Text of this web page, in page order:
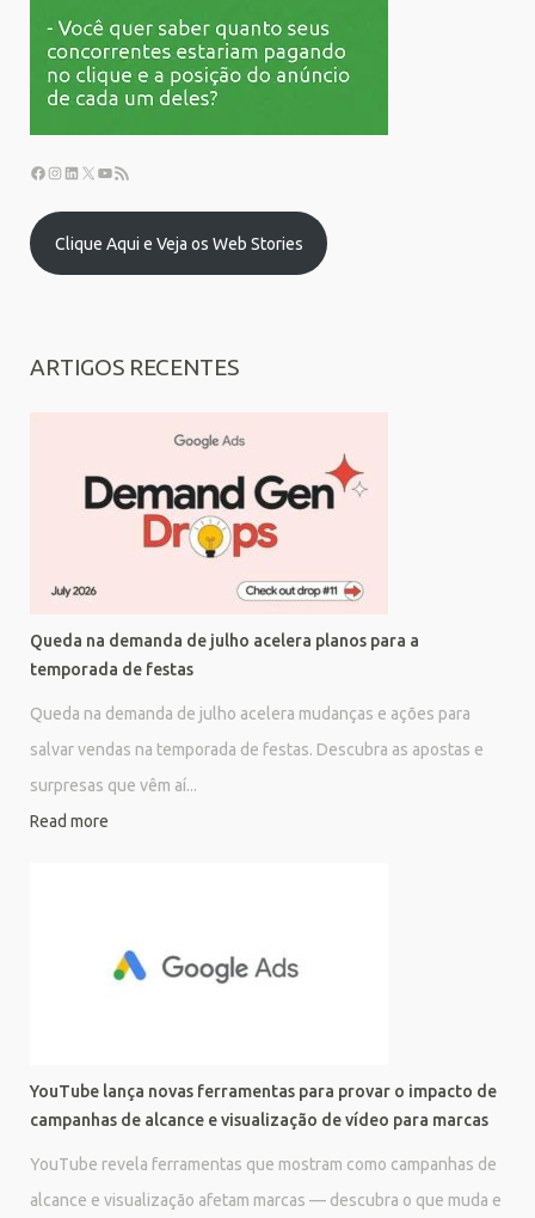
Clique Aqui e Veja os Web Stories
ARTIGOS RECENTES
Queda na demanda de julho acelera planos para a
temporada de festas
Queda na demanda de julho acelera mudanças e ações para
salvar vendas na temporada de festas. Descubra as apostas e
surpresas que vêm aí...
Read more
YouTube lança novas ferramentas para provar o impacto de
campanhas de alcance e visualização de vídeo para marcas
YouTube revela ferramentas que mostram como campanhas de
alcance e visualização afetam marcas — descubra o que muda e